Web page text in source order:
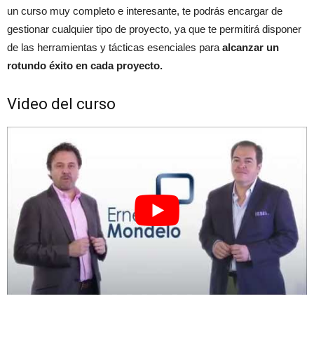
un curso muy completo e interesante, te podrás encargar de
gestionar cualquier tipo de proyecto, ya que te permitirá disponer
de las herramientas y tácticas esenciales para alcanzar un
rotundo éxito en cada proyecto.
Video del curso